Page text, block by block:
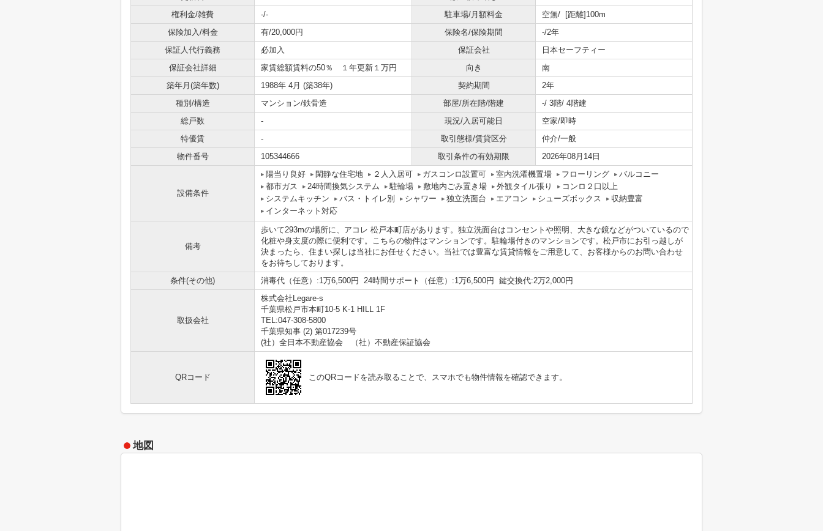
権利金/雑費
-/- 駐車場/月額料金
空無/ [距離]100m
保険加入/料金
有/20,000円 保険名/保険期間
-/2年
保証人代行義務
必加入 保証会社
日本セーフティー
保証会社詳細
家賃総額賃料の50％ １年更新１万円 向き
南
築年月(築年数)
1988年 4月 (築38年) 契約期間
2年
種別/構造
マンション/鉄骨造 部屋/所在階/階建
-/ 3階/ 4階建
総戸数
- 現況/入居可能日
空家/即時
特優賃
- 取引態様/賃貸区分
仲介/一般
物件番号
105344666 取引条件の有効期限 2026年08月14日
設備条件
陽当り良好 閑静な住宅地 ２人入居可 ガスコンロ設置可 室内洗濯機置場 フローリング
バルコニー
都市ガス
24時間換気システム 駐輪場 敷地内ごみ置き場 外観タイル張り
コンロ２口以上
システムキッチン
バス・トイレ別 シャワー 独立洗面台 エアコン シューズボックス
収納豊富
インターネット対応
備考
歩いて293mの場所に、アコレ 松戸本町店があります。独立洗面台はコンセントや照明、大きな鏡などがついているので
化粧や身支度の際に便利です。こちらの物件はマンションです。駐輪場付きのマンションです。松戸市にお引っ越しが
決まったら、住まい探しは当社にお任せください。当社では豊富な賃貸情報をご用意して、お客様からのお問い合わせ
をお待ちしております。
条件(その他)
消毒代（任意）:1万6,500円 24時間サポート（任意）:1万6,500円 鍵交換代:2万2,000円
取扱会社
株式会社Legare-s
千葉県松戸市本町10-5 K-1 HILL 1F
TEL:047-308-5800
千葉県知事 (2) 第017239号
(社）全日本不動産協会 （社）不動産保証協会
QRコード このQRコードを読み取ることで、スマホでも物件情報を確認できます。
地図